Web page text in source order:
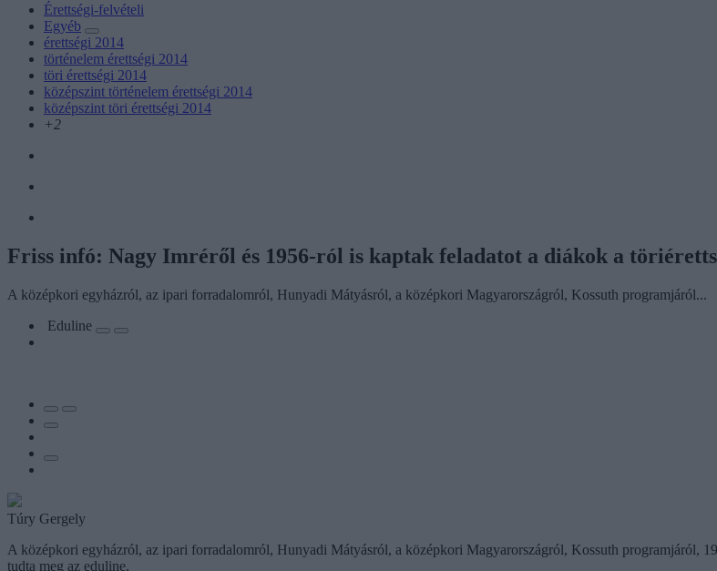
Érettségi-felvételi
Egyéb
érettségi 2014
történelem érettségi 2014
töri érettségi 2014
középszint történelem érettségi 2014
középszint töri érettségi 2014
+2
Friss infó: Nagy Imréről és 1956-ról is kaptak feladatot a diákok a
A középkori egyházról, az ipari forradalomról, Hunyadi Mátyásról, a középkori Magyarországról, Kossuth programjáról...
Eduline
Túry Gergely
A középkori egyházról, az ipari forradalomról, Hunyadi Mátyásról, a középkori Magyarországról, Kossuth programjáról,
tudta meg az eduline.